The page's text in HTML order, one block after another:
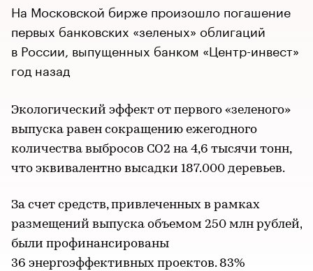
На Московской бирже произошло погашение
первых банковских «зеленых» облигаций
в России, выпущенных банком «Центр-инвест»
год назад
Экологический эффект от первого «зеленого»
выпуска равен сокращению ежегодного
количества выбросов СО2 на 4,6 тысячи тонн,
что эквивалентно высадки 187.000 деревьев.
За счет средств, привлеченных в рамках
размещений выпуска объемом 250 млн рублей,
были профинансированы
36 энергоэффективных проектов. 83%